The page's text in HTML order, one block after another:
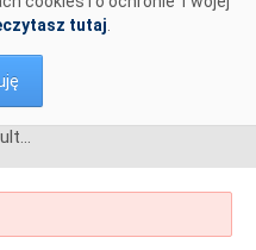
tutaj
Konsultacje wymogów dot. systemów HVDC